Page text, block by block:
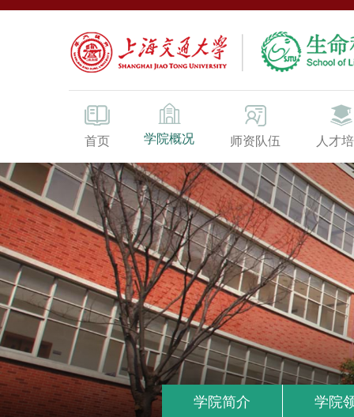
首页 学院概况 师资队伍 人才
学院简介 学院